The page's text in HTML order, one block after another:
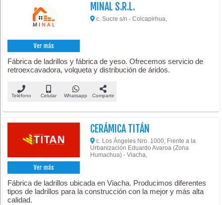
Ver más
MINAL S.R.L.
c. Sucre s/n - Colcapirhua,
Fábrica de ladrillos y fábrica de yeso. Ofrecemos servicio de
retroexcavadora, volqueta y distribución de áridos.
Teléfono Celular Whatsapp Compartir
Ver más
CERÁMICA TITÁN
c. Los Ángeles Nro. 1000, Frente a la
Urbanización Eduardo Avaroa (Zona
Humachua) - Viacha,
Fábrica de ladrillos ubicada en Viacha. Producimos diferentes
tipos de ladrillos para la construcción con la mejor y más alta
calidad.